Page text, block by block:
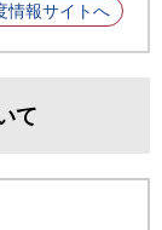
情報サイトへ
て